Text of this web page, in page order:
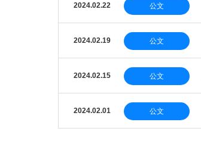
2024.02.22 公文
2024.02.19 公文
2024.02.15 公文
2024.02.01 公文